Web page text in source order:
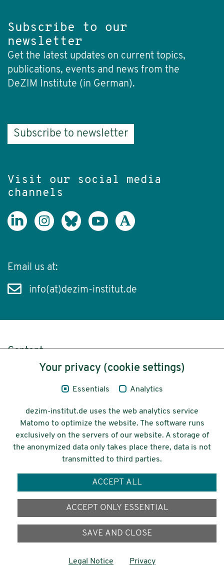
Subscribe to our
newsletter
Get the latest updates on current topics,
publications, events and news from the
DeZIM Institute (in German).
Subscribe to newsletter
Visit our social media
channels
Email us at:
info(at)dezim-institut.de
Content
Legal Notice
© 2026 Deutsches Zentrum für
Integrations-
und Migrationsforschung DeZIM e.V.
Your privacy (cookie settings)
Essentials Analytics
dezim-institut.de uses the web analytics service
Matomo to optimize the website. The software runs
exclusively on the servers of our website. A storage of
the anonymized data only takes place there, data is not
transmitted to third parties.
ACCEPT ALL
ACCEPT ONLY ESSENTIAL
SAVE AND CLOSE
Legal Notice Privacy